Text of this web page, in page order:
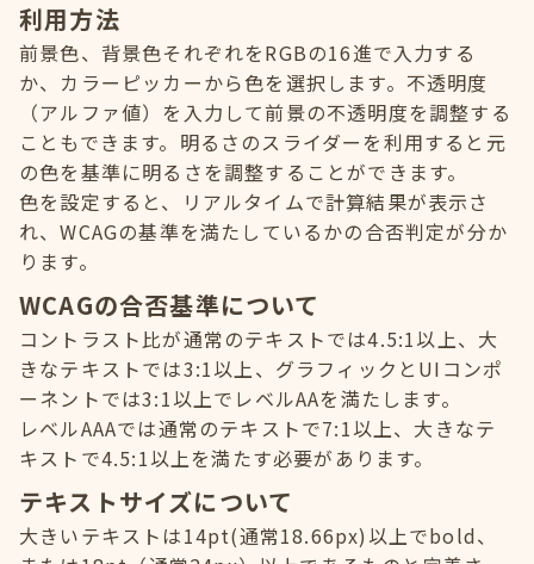
利用方法
前景色、背景色それぞれをRGBの16進で入力する
か、カラーピッカーから色を選択します。不透明度
（アルファ値）を入力して前景の不透明度を調整する
こともできます。明るさのスライダーを利用すると元
の色を基準に明るさを調整することができます。
色を設定すると、リアルタイムで計算結果が表示さ
れ、WCAGの基準を満たしているかの合否判定が分か
ります。
WCAGの合否基準について
コントラスト比が通常のテキストでは4.5:1以上、大
きなテキストでは3:1以上、グラフィックとUIコンポ
ーネントでは3:1以上でレベルAAを満たします。
レベルAAAでは通常のテキストで7:1以上、大きなテ
キストで4.5:1以上を満たす必要があります。
テキストサイズについて
大きいテキストは14pt(通常18.66px)以上でbold、